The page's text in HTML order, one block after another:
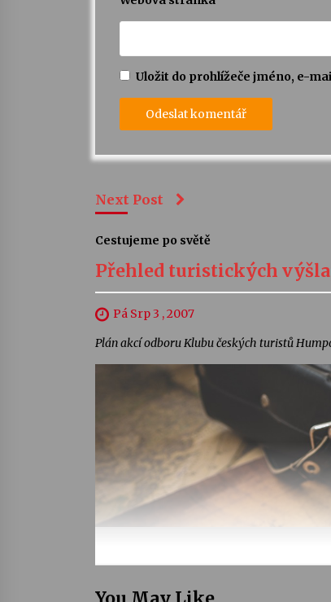
Uložit do prohlížeče jméno, e-
Next Post
Cestujeme po světě
Přehled turistických
Pá Srp 3 , 2007
Plán akcí odboru Klubu českých turistů